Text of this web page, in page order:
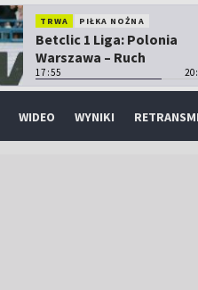
TRWA PIŁKA NOŻNA
Betclic 1 Liga: Polonia
Warszawa – Ruch
Chorzów
17:55
WIDEO WYNIKI